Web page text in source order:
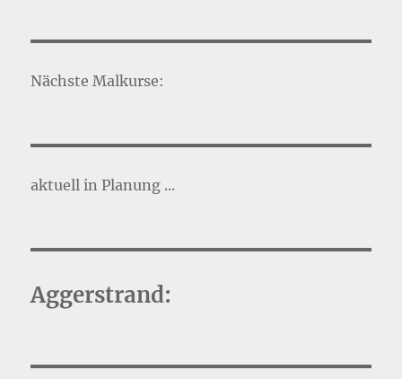
Nächste Malkurse:
aktuell in Planung ...
Aggerstrand: